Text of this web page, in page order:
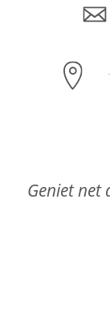
Geniet net